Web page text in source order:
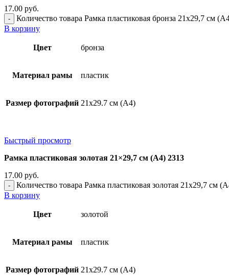
17.00 руб.
Количество товара Рамка пластиковая бронза 21x29,7 см
В корзину
Цвет бронза
Материал рамы пластик
Размер фотографий 21х29.7 см (А4)
Быстрый просмотр
Рамка пластиковая золотая 21×29,7 см (А4) 2313
17.00 руб.
Количество товара Рамка пластиковая золотая 21x29,7 см
В корзину
Цвет золотой
Материал рамы пластик
Размер фотографий 21х29.7 см (А4)